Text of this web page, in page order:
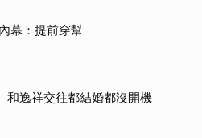
幕：提前穿幫
逸祥交往都結婚都沒開機